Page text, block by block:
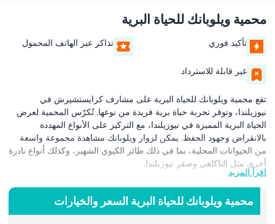
محمية ويلوبانك للحياة البرية
تأكيد فوري تذاكر عبر الهاتف المحمول
غير قابلة للاسترداد
تقع محمية ويلوبانك للحياة البرية على مشارف كرايستشيرش في
نيوزيلندا، وتوفر تجربة حياة برية فريدة من نوعها. تُكرّس المحمية لعرض
الحياة البرية المميزة في نيوزيلندا، مع التركيز على الأنواع المهددة
بالانقراض وجهود الحفظ. يمكن لزوار ويلوبانك مشاهدة مجموعة واسعة
من الحيوانات المحلية، بما في ذلك طائر الكيوي الشهير، وكذلك أنواع نادرة
أخرى مثل التاكاهي وصقر نيوزيلندا.
في ويلوبانك، التركيز لا يقتصر على مشاهدة الحيوانات فحسب، بل يشمل
أيضًا تثقيف الزوار حول الحفظ. تلعب المحمية دورًا حيويًا في حماية الحياة
البرية المحلية في نيوزيلندا، حيث تشارك العديد من الأنواع في برامج
اقرأ المزيد
محمية ويلوبانك للحياة البرية السعر والخيارات